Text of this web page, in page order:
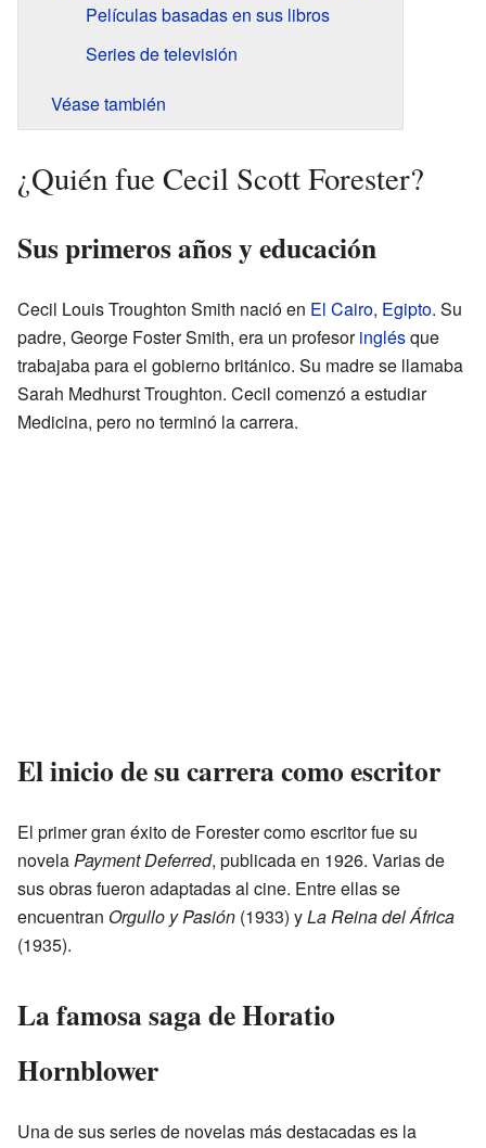
Películas basadas en sus libros
Series de televisión
Véase también
¿Quién fue Cecil Scott Forester?
Sus primeros años y educación
Cecil Louis Troughton Smith nació en El Cairo, Egipto. Su
padre, George Foster Smith, era un profesoringlésque
trabajaba para el gobierno británico. Su madre se llamaba
Sarah Medhurst Troughton. Cecil comenzó a estudiar
Medicina, pero no terminó la carrera.
El inicio de su carrera como escritor
El primer gran éxito de Forester como escritor fue su
novelaPayment Deferred, publicada en 1926. Varias de
sus obras fueron adaptadas al cine. Entre ellas se
encuentran Orgullo y Pasión (1933) yLa Reina del África
(1935).
La famosa saga de Horatio
Hornblower
Una de sus series de novelas más destacadas es la